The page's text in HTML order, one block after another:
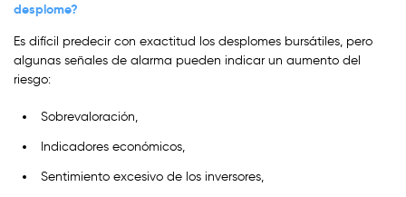
desplome?
Es difícil predecir con exactitud los desplomes bursátiles, pero
algunas señales de alarma pueden indicar un aumento del
riesgo:
Sobrevaloración,
Indicadores económicos,
Sentimiento excesivo de los inversores,